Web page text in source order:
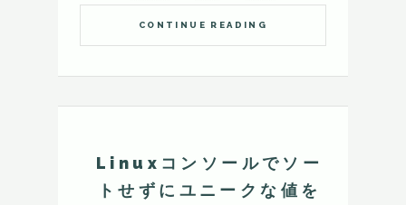
CONTINUE READING
Linuxコンソールでソー
トせずにユニークな値を